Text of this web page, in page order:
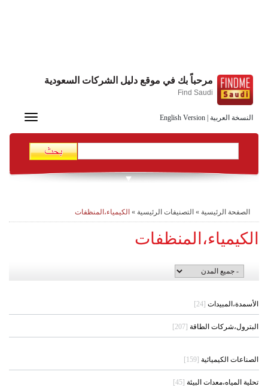
النسخة العربية English Version
مرحباً بك في موقع دليل الشركات السعودية
Find Saudi
Toggle
الصفحة الرئيسية » التصنيفات الرئيسية » الكيمياء،المنظفات
الكيمياء،المنظفات
الأسمدة،المبيدات [24]
البترول،شركات الطاقة [207]
الصناعات الكيميائية [159]
تحلية المياه،معدات البيئة [45]